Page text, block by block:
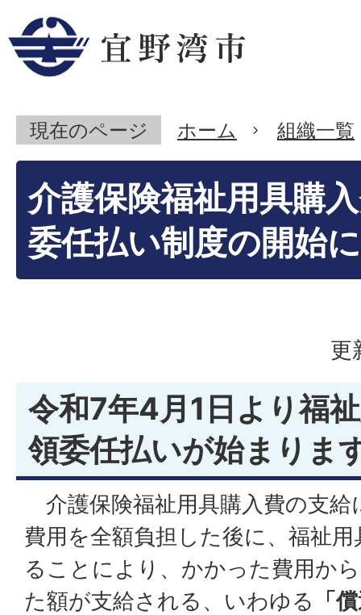
現在のページ ホーム 組織一覧
介護保険福祉用具購
委任払い制度の開始
更
令和7年4月1日より福
領委任払いが始まりま
介護保険福祉用具購入費の支給
費用を全額負担した後に、福祉
ることにより、かかった費用か
た額が支給される、いわゆる
「